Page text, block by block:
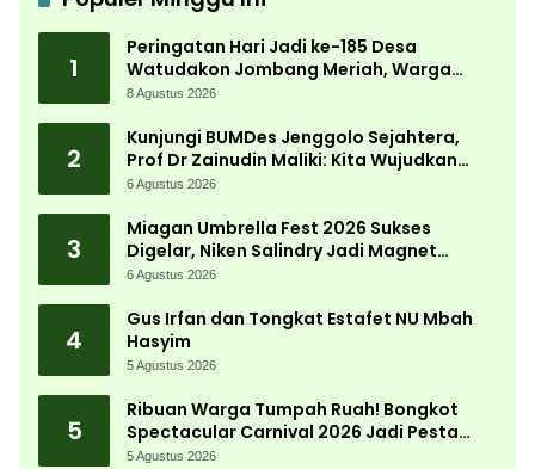
1
Peringatan Hari Jadi ke-185 Desa
Watudakon Jombang Meriah, Warga
Tumpek Blek Padati Karnaval Budaya
8 Agustus 2026
2
Kunjungi BUMDes Jenggolo Sejahtera,
Prof Dr Zainudin Maliki: Kita Wujudkan
Kemandirian Ekonomi dengan Potensi
6 Agustus 2026
3
Miagan Umbrella Fest 2026 Sukses
Digelar, Niken Salindry Jadi Magnet
Ribuan Pengunjung
6 Agustus 2026
4
Gus Irfan dan Tongkat Estafet NU Mbah
Hasyim
5 Agustus 2026
5
Ribuan Warga Tumpah Ruah! Bongkot
Spectacular Carnival 2026 Jadi Pesta
Kemerdekaan Terbesar di Peterongan
5 Agustus 2026